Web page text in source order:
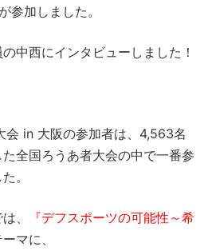
参加しました。
中西にインタビューしました！
会 in 大阪の参加者は、4,563名
全国ろうあ者大会の中で一番参
。
、
『デフスポーツの可能性～希
マに、